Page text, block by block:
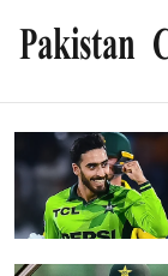
Pakistan